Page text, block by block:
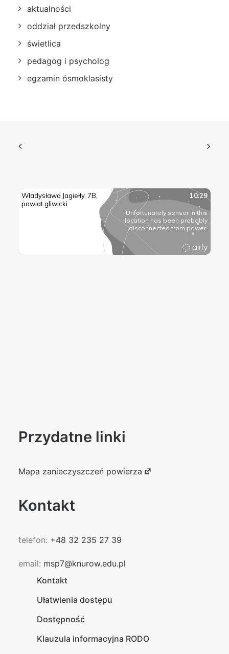
aktualności
oddział przedszkolny
świetlica
pedagog i psycholog
egzamin ósmoklasisty
Przydatne linki
Mapa zanieczyszczeń powierza
Kontakt
telefon: +48 32 235 27 39
email: msp7@knurow.edu.pl
Kontakt
Ułatwienia dostępu
Dostępność
Klauzula informacyjna RODO